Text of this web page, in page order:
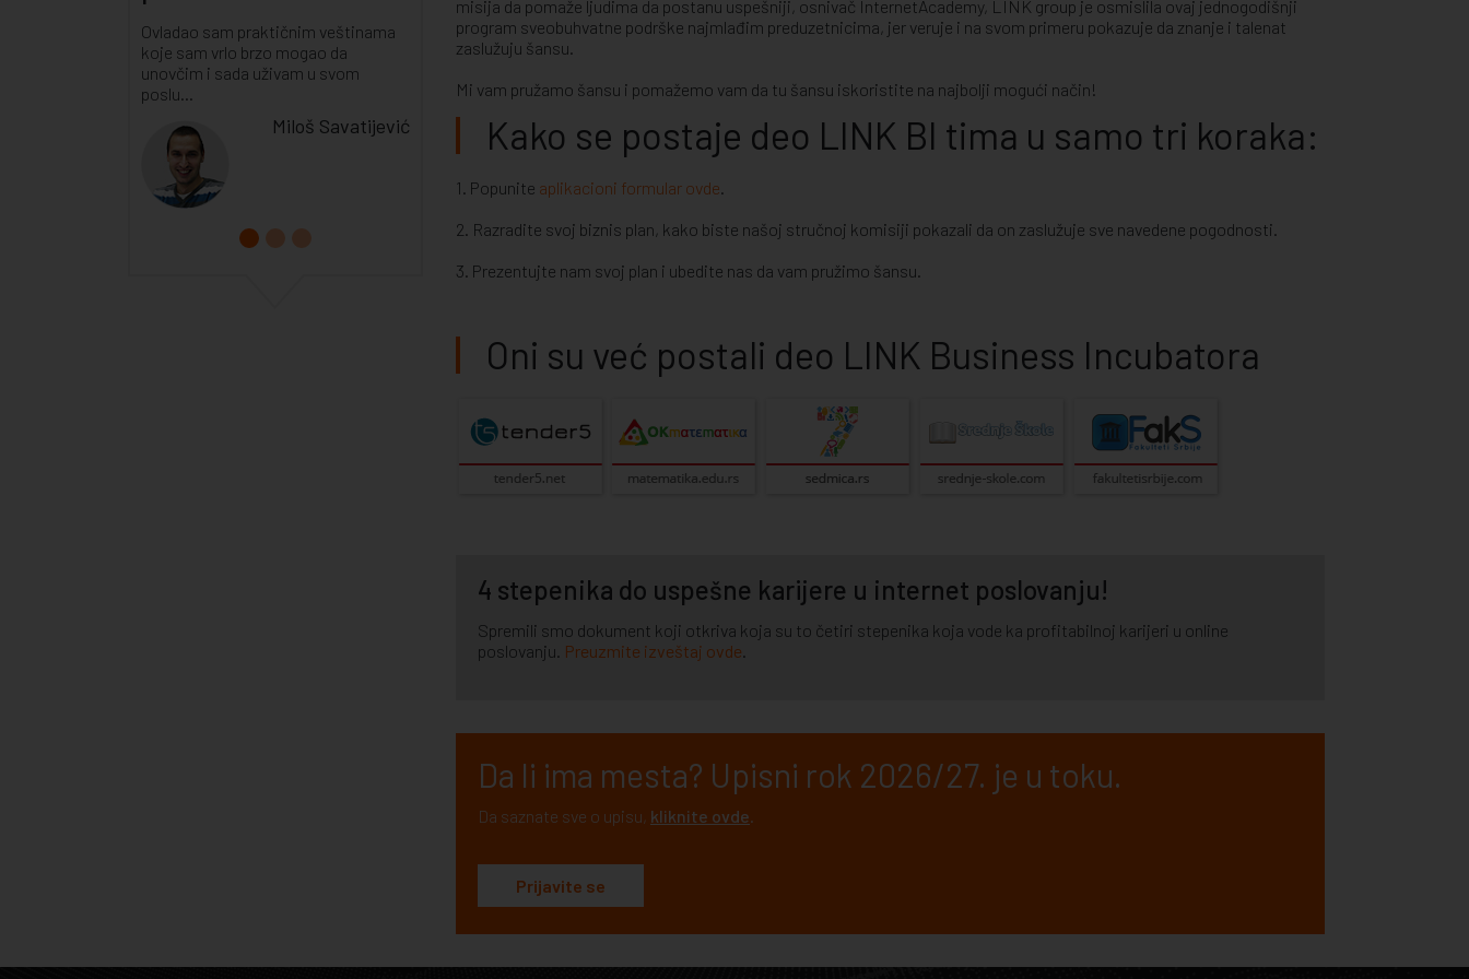
Ovladao sam praktičnim veštinama
koje sam vrlo brzo mogao da
unovčim i sada uživam u svom
poslu...
Miloš Savatijević
misija da pomaže ljudima da postanu uspešniji, osnivač InternetAcademy, LINK group je osmislila ovaj jednogodišnji
program sveobuhvatne podrške najmlađim preduzetnicima, jer veruje i na svom primeru pokazuje da znanje i talenat
zaslužuju šansu.
Mi vam pružamo šansu i pomažemo vam da tu šansu iskoristite na najbolji mogući način!
Kako se postaje deo LINK BI tima u samo tri koraka:
1. Popunite aplikacioni formular ovde
2. Razradite svoj biznis plan, kako biste našoj stručnoj komisiji pokazali da on zaslužuje sve navedene pogodnosti.
3. Prezentujte nam svoj plan i ubedite nas da vam pružimo šansu.
Oni su već postali deo LINK Business Incubatora
4 stepenika do uspešne karijere u internet poslovanju!
Spremili smo dokument koji otkriva koja su to četiri stepenika koja vode ka profitabilnoj karijeri u online
poslovanju. Preuzmite izveštaj ovde.
Da li ima mesta? Upisni rok 2026/27. je u toku.
Da saznate sve o upisu, kliknite ovde.
Prijavite se